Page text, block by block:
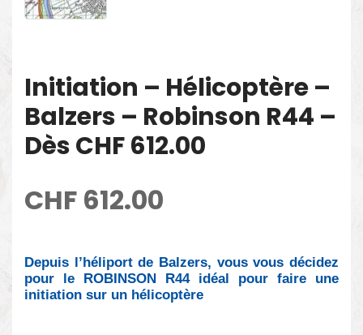
Initiation – Hélicoptère –
Balzers – Robinson R44 –
Dès CHF 612.00
CHF 612.00
Depuis l’héliport de Balzers, vous vous décidez
pour le ROBINSON R44 idéal pour faire une
initiation sur un hélicoptère